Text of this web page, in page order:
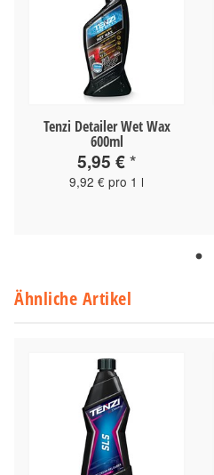
Tenzi Detailer Wet Wax
600ml
5,95 €*
9,92 € pro 1 l
Ähnliche Artikel